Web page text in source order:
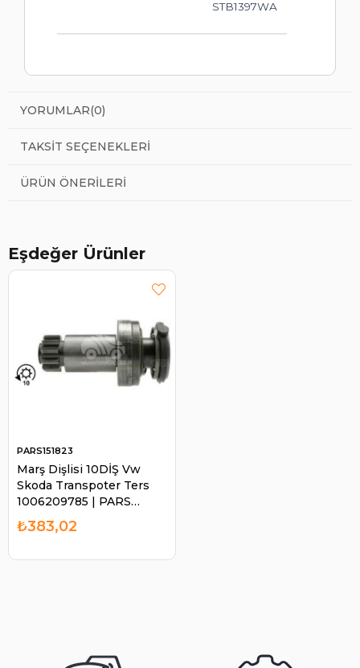
STB1397WA
YORUMLAR(0)
TAKSIT SEÇENEKLERI
ÜRÜN ÖNERILERI
Eşdeğer Ürünler
Marş Dişlisi 10DİŞ Vw
Skoda Transpoter Ters
1006209785 | PARS
151823
PARS151823
₺383,02